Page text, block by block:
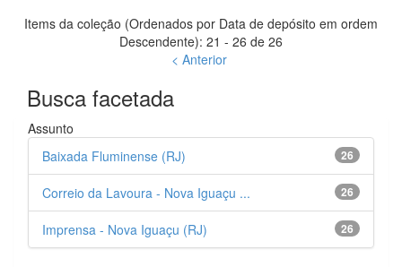
Items da coleção (Ordenados por Data de depósito em ordem
Descendente): 21 - 26 de 26
< Anterior
Busca facetada
Assunto
26
Baixada Fluminense (RJ)
26
Correio da Lavoura - Nova Iguaçu ...
26
Imprensa - Nova Iguaçu (RJ)